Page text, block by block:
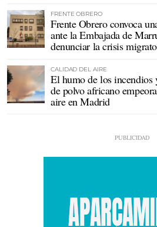
FRENTE OBRERO
Frente Obrero convoca
ante la Embajada de
denunciar la crisis
CALIDAD DEL AIRE
El humo de los incendios
de polvo africano
aire en Madrid